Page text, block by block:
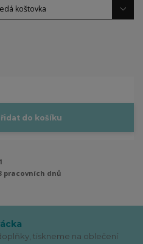
do košíku
pracovních dnů
tiskneme na oblečení